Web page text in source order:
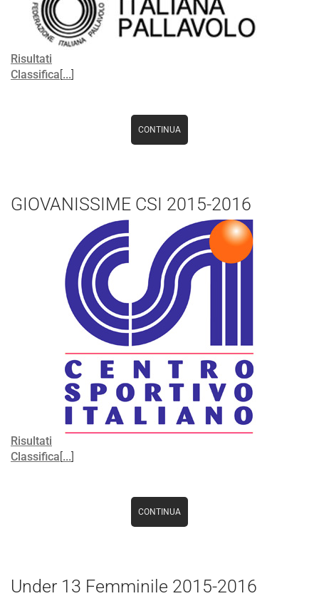
Risultati
Classifica[...]
CONTINUA
GIOVANISSIME CSI 2015-2016
Risultati
Classifica[...]
CONTINUA
Under 13 Femminile 2015-2016